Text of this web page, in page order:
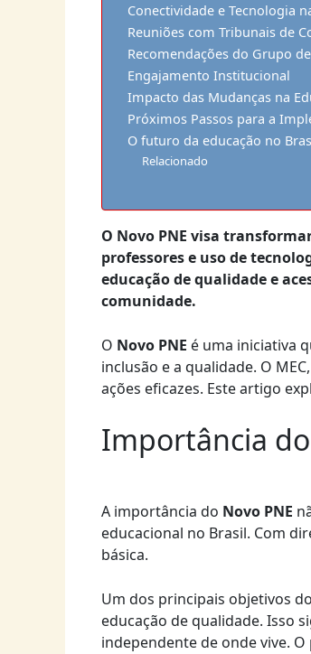
Conectividade e Tecnologia
Reuniões com Tribunais de
Recomendações do Grupo
Engajamento Institucional
Impacto das Mudanças na
Próximos Passos para a
O futuro da educação no
Relacionado
O Novo PNE visa
professores e uso de
educação de qualidade e
comunidade.
O Novo PNE é uma iniciativa
inclusão e a qualidade. O
ações eficazes. Este artigo
Importância do
A importância do Novo PNE
educacional no Brasil. Com
básica.
Um dos principais objetivos
educação de qualidade. Isso
independente de onde vive.